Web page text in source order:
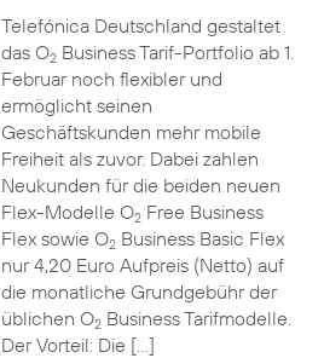
Telefónica Deutschland gestaltet
das O2Business Tarif-Portfolio ab 1.
Februar noch flexibler und
ermöglicht seinen
Geschäftskunden mehr mobile
Freiheit als zuvor. Dabei zahlen
Neukunden für die beiden neuen
Flex-Modelle O2Free Business
Flex sowie O2Business Basic Flex
nur 4,20 Euro Aufpreis (Netto) auf
die monatliche Grundgebühr der
üblichen O2Business Tarifmodelle.
Der Vorteil: Die […]